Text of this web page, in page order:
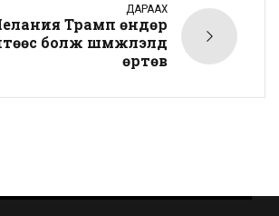
ДАРААХ
Трамп өндөр
болж шүүмжлэлд
өртөв